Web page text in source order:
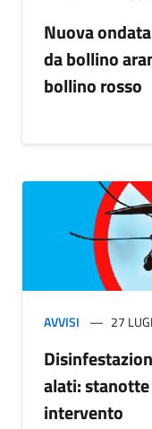
Nuova
da bollino
bollino rosso
AVVISI 27
alati:
intervento